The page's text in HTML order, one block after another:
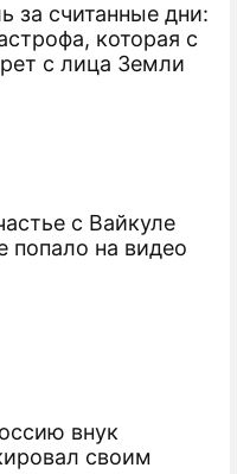
за считанные дни:
которая с
с лица Земли
с Вайкуле
попало на видео
внук
своим
любит сын
ударов по
нарушении
Корее